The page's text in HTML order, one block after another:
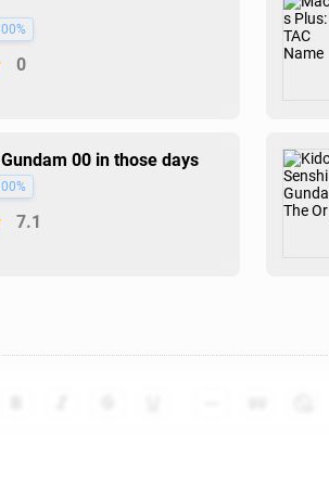
0
00 in those days
7.1